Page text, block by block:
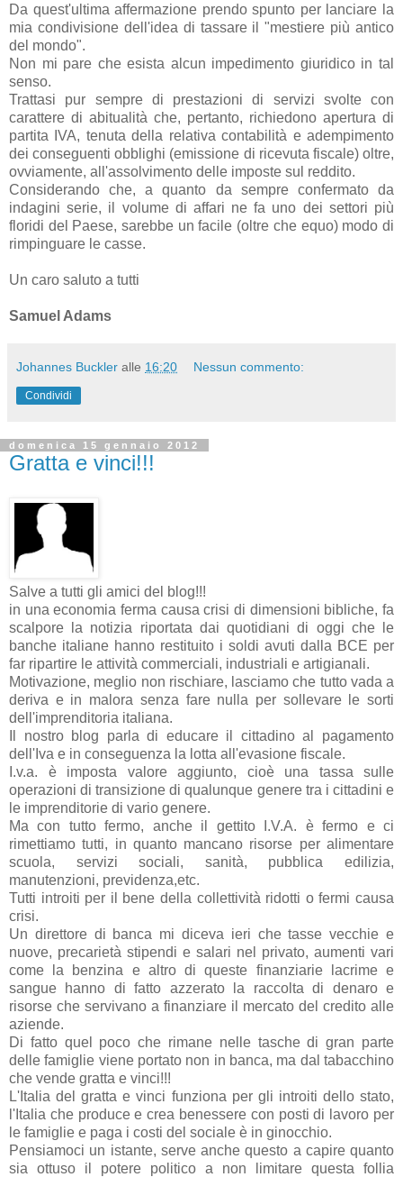
Da quest'ultima affermazione prendo spunto per lanciare la
mia condivisione dell'idea di tassare il "mestiere più antico
del mondo".
Non mi pare che esista alcun impedimento giuridico in tal
senso.
Trattasi pur sempre di prestazioni di servizi svolte con
carattere di abitualità che, pertanto, richiedono apertura di
partita IVA, tenuta della relativa contabilità e adempimento
dei conseguenti obblighi (emissione di ricevuta fiscale) oltre,
ovviamente, all'assolvimento delle imposte sul reddito.
Considerando che, a quanto da sempre confermato da
indagini serie, il volume di affari ne fa uno dei settori più
floridi del Paese, sarebbe un facile (oltre che equo) modo di
rimpinguare le casse.
Un caro saluto a tutti
Samuel Adams
Johannes Buckler alle 16:20 Nessun commento:
Condividi
domenica 15 gennaio 2012
Gratta e vinci!!!
Salve a tutti gli amici del blog!!!
in una economia ferma causa crisi di dimensioni bibliche, fa
scalpore la notizia riportata dai quotidiani di oggi che le
banche italiane hanno restituito i soldi avuti dalla BCE per
far ripartire le attività commerciali, industriali e artigianali.
Motivazione, meglio non rischiare, lasciamo che tutto vada a
deriva e in malora senza fare nulla per sollevare le sorti
dell'imprenditoria italiana.
Il nostro blog parla di educare il cittadino al pagamento
dell'Iva e in conseguenza la lotta all'evasione fiscale.
I.v.a. è imposta valore aggiunto, cioè una tassa sulle
operazioni di transizione di qualunque genere tra i cittadini e
le imprenditorie di vario genere.
Ma con tutto fermo, anche il gettito I.V.A. è fermo e ci
rimettiamo tutti, in quanto mancano risorse per alimentare
scuola, servizi sociali, sanità, pubblica edilizia,
manutenzioni, previdenza,etc.
Tutti introiti per il bene della collettività ridotti o fermi causa
crisi.
Un direttore di banca mi diceva ieri che tasse vecchie e
nuove, precarietà stipendi e salari nel privato, aumenti vari
come la benzina e altro di queste finanziarie lacrime e
sangue hanno di fatto azzerato la raccolta di denaro e
risorse che servivano a finanziare il mercato del credito alle
aziende.
Di fatto quel poco che rimane nelle tasche di gran parte
delle famiglie viene portato non in banca, ma dal tabacchino
che vende gratta e vinci!!!
L'Italia del gratta e vinci funziona per gli introiti dello stato,
l'Italia che produce e crea benessere con posti di lavoro per
le famiglie e paga i costi del sociale è in ginocchio.
Pensiamoci un istante, serve anche questo a capire quanto
sia ottuso il potere politico a non limitare questa follia